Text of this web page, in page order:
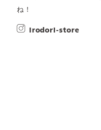
ね！
irodori-store